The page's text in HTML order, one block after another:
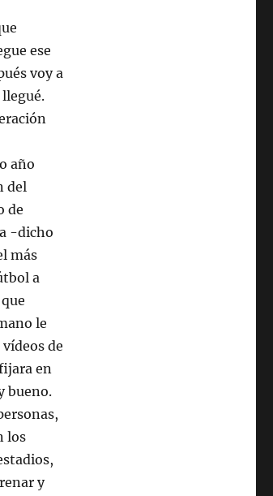
ese
voy a
año
del
de
-dicho
más
a
le
de
en
bueno.
los
y